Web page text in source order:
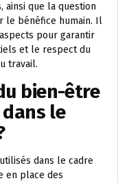
ainsi que la question
le bénéfice humain. Il
pour garantir
et le respect du
travail.
bien-être
le
dans le cadre
en place des